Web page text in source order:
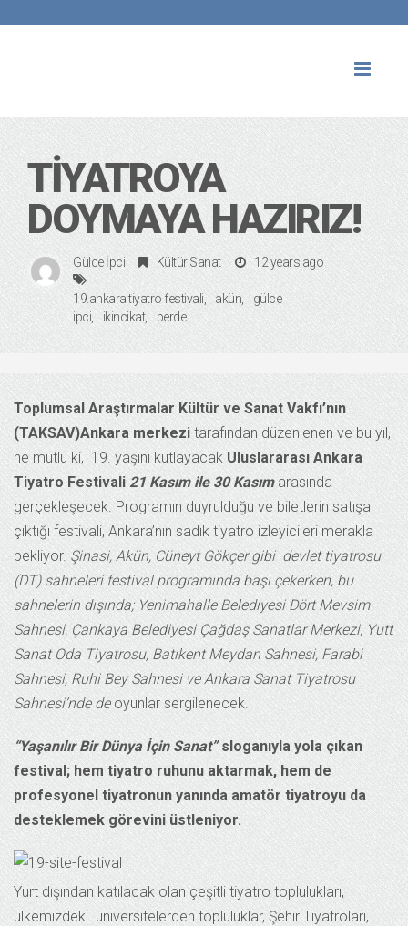
TIYATROYA
DOYMAYA HAZIRIZ!
Gülce İpci Kültür Sanat 12 years ago
19.ankara tiyatro festivali akün
gülce
ipci
ikincikat perde
Toplumsal Araştırmalar Kültür ve Sanat Vakfı’nın
(TAKSAV)Ankara merkezi tarafından düzenlenen ve bu yıl,
ne mutlu ki, 19. yaşını kutlayacak Uluslararası Ankara
Tiyatro Festivali 21 Kasım ile 30 Kasımarasında
gerçekleşecek. Programın duyrulduğu ve biletlerin satışa
çıktığı festivali, Ankara’nın sadık tiyatro izleyicileri merakla
bekliyor. Şinasi, Akün, Cüneyt Gökçer gibi devlet tiyatrosu
(DT) sahneleri festival programında başı çekerken, bu
sahnelerin dışında; Yenimahalle Belediyesi Dört Mevsim
Sahnesi, Çankaya Belediyesi Çağdaş Sanatlar Merkezi, Yutt
Sanat Oda Tiyatrosu, Batıkent Meydan Sahnesi, Farabi
Sahnesi, Ruhi Bey Sahnesi ve Ankara Sanat Tiyatrosu
Sahnesi’nde deoyunlar sergilenecek.
“Yaşanılır Bir Dünya İçin Sanat”sloganıyla yola çıkan
festival; hem tiyatro ruhunu aktarmak, hem de
profesyonel tiyatronun yanında amatör tiyatroyu da
desteklemek görevini üstleniyor.
Yurt dışından katılacak olan çeşitli tiyatro toplulukları,
ülkemizdeki üniversitelerden topluluklar, Şehir Tiyatroları,